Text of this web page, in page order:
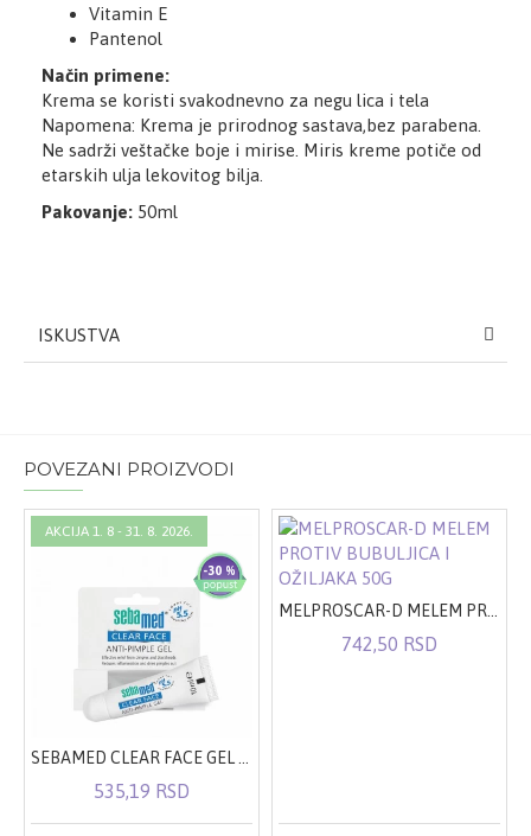
Vitamin E
Pantenol
Način primene:
Krema se koristi svakodnevno za negu lica i tela
Napomena: Krema je prirodnog sastava,bez parabena.
Ne sadrži veštačke boje i mirise. Miris kreme potiče od
etarskih ulja lekovitog bilja.
Pakovanje: 50ml
ISKUSTVA
POVEZANI PROIZVODI
AKCIJA 1. 8 - 31. 8. 2026.
-30 %
SEBAMED CLEAR FACE GEL PROTIV AKNI 10ML
535,19 RSD
MELPROSCAR-D MELEM PROTIV BUBULJICA I OŽILJAKA 50G
742,50 RSD